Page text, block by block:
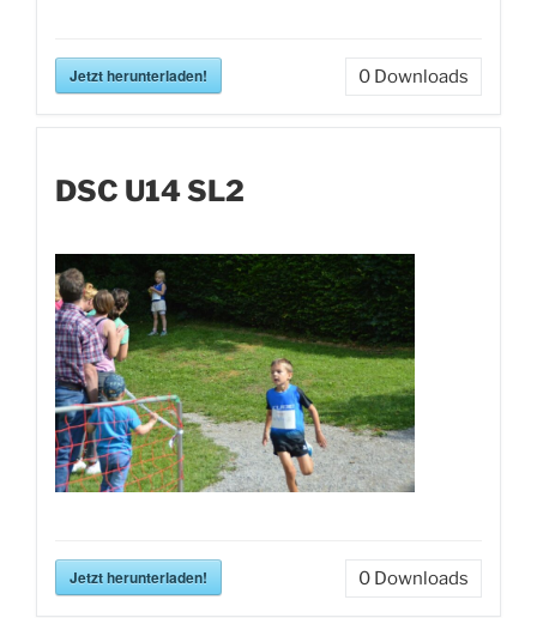
Jetzt herunterladen! 0 Downloads
DSC U14 SL2
Jetzt herunterladen! 0 Downloads